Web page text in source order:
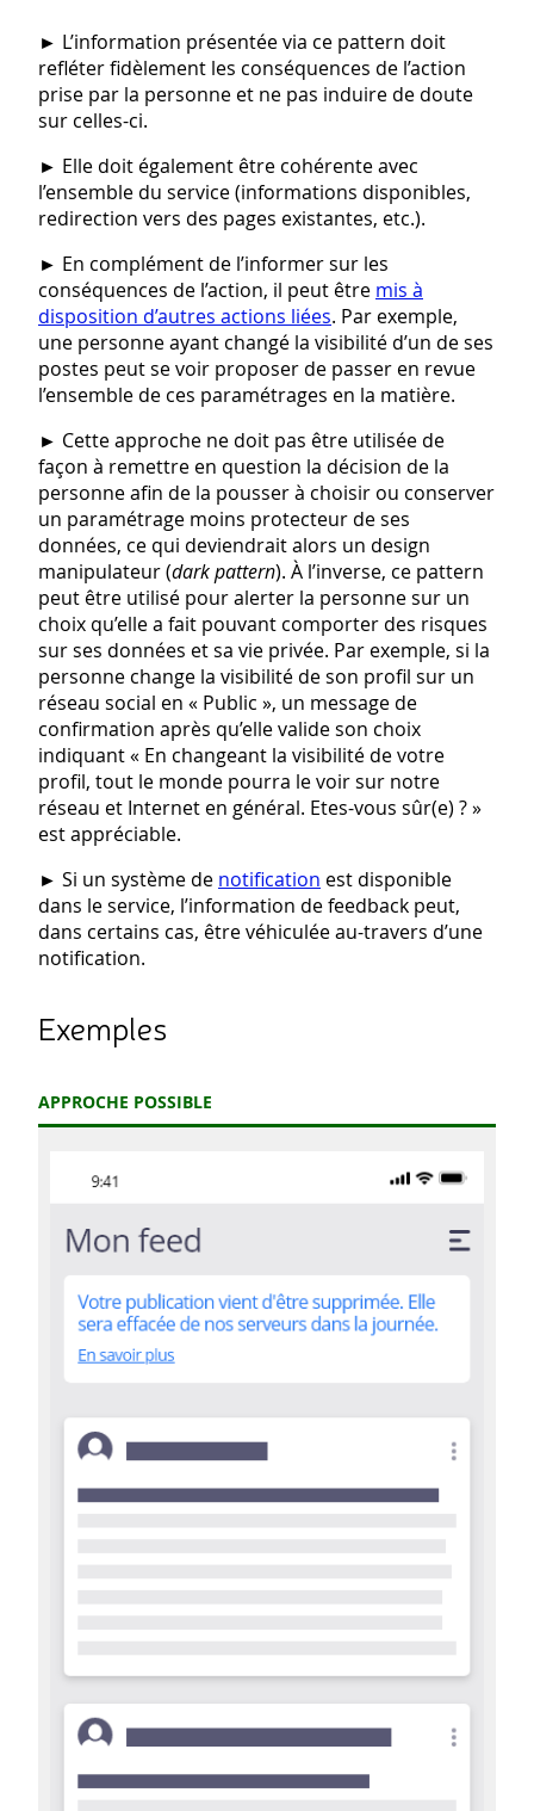
► L’information présentée via ce pattern doit
refléter fidèlement les conséquences de l’action
prise par la personne et ne pas induire de doute
sur celles-ci.
► Elle doit également être cohérente avec
l’ensemble du service (informations disponibles,
redirection vers des pages existantes, etc.).
► En complément de l’informer sur les
conséquences de l’action, il peut être mis à
disposition d’autres actions liées. Par exemple,
une personne ayant changé la visibilité d’un de ses
postes peut se voir proposer de passer en revue
l’ensemble de ces paramétrages en la matière.
► Cette approche ne doit pas être utilisée de
façon à remettre en question la décision de la
personne afin de la pousser à choisir ou conserver
un paramétrage moins protecteur de ses
données, ce qui deviendrait alors un design
manipulateur (dark pattern). À l’inverse, ce pattern
peut être utilisé pour alerter la personne sur un
choix qu’elle a fait pouvant comporter des risques
sur ses données et sa vie privée. Par exemple, si la
personne change la visibilité de son profil sur un
réseau social en « Public », un message de
confirmation après qu’elle valide son choix
indiquant « En changeant la visibilité de votre
profil, tout le monde pourra le voir sur notre
réseau et Internet en général. Etes-vous sûr(e) ? »
est appréciable.
► Si un système de notification est disponible
dans le service, l’information de feedback peut,
dans certains cas, être véhiculée au-travers d’une
notification.
Exemples
APPROCHE POSSIBLE